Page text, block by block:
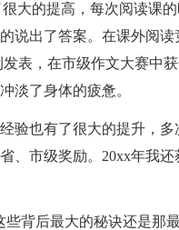
大的提高，每次阅读课
说出了答案。在课外阅
表，在市级作文大赛中
淡了身体的疲惫。
验也有了很大的提升，
、市级奖励。20xx年我
背后最大的秘诀还是那